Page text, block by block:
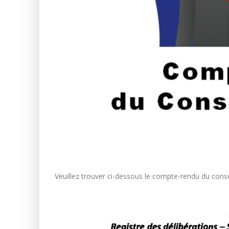
Veuillez trouver ci-dessous le compte-rendu du